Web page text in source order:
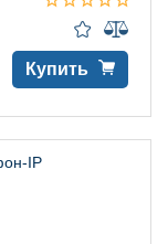
Купить